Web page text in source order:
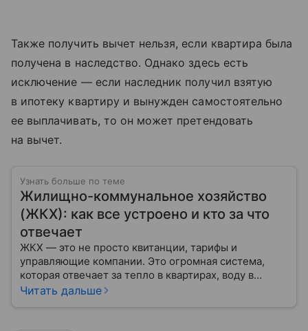
Также получить вычет нельзя, если квартира была
получена в наследство. Однако здесь есть
исключение — если наследник получил взятую
в ипотеку квартиру и вынужден самостоятельно
ее выплачивать, то он может претендовать
на вычет.
Узнать больше по теме
Жилищно-коммунальное хозяйство
(ЖКХ): как все устроено и кто за что
отвечает
ЖКХ — это не просто квитанции, тарифы и
управляющие компании. Это огромная система,
которая отвечает за тепло в квартирах, воду в
кране, освещение улиц и чистоту во дворах.
Читать дальше